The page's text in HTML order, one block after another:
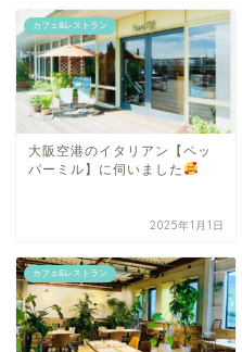
カフェ&レストラン
大阪空港のイタリアン【ペッ
パーミル】に伺いました
2025年1月1日
カフェ&レストラン